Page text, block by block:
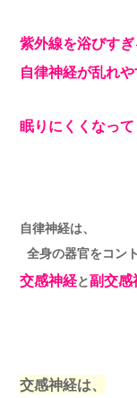
紫外線を浴びす
自律神経が乱れ
眠りにくくなって
自律神経は、
全身の器官をコン
交感神経と副交感
交感神経は、